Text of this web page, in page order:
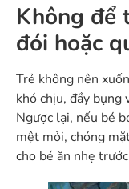
Không để
đói hoặc
Trẻ không nên
khó chịu, đầy bụng
Ngược lại, nếu bé
mệt mỏi, chóng
cho bé ăn nhẹ